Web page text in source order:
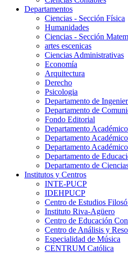
Departamentos
Ciencias - Sección Física
Humanidades
Ciencias - Sección
artes escenicas
Ciencias Administrativas
Economía
Arquitectura
Derecho
Psicologia
Departamento de
Departamento de
Fondo Editorial
Departamento
Departamento
Departamento
Departamento de
Departamento de
Institutos y Centros
INTE-PUCP
IDEHPUCP
Centro de Estudios
Instituto Riva-Agüero
Centro de Educación
Centro de Análisis y
Especialidad de Música
CENTRUM Católica